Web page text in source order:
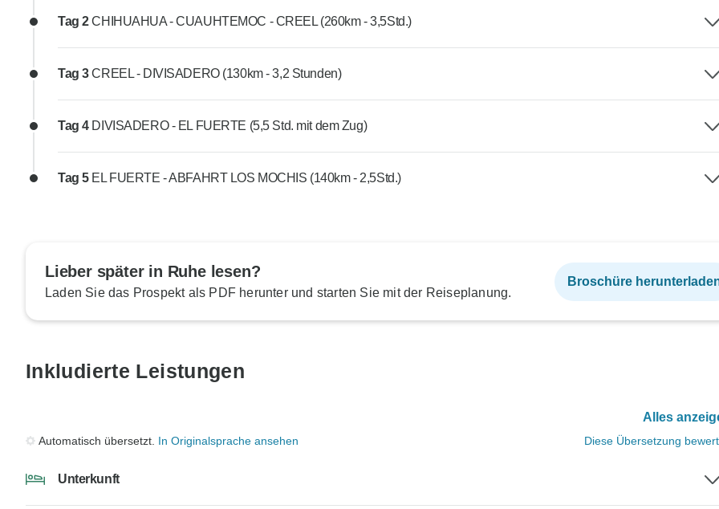
Tag 2CHIHUAHUA - CUAUHTEMOC - CREEL (260km - 3,5Std.)
Tag 3CREEL - DIVISADERO (130km - 3,2 Stunden)
Tag 4 DIVISADERO - EL FUERTE (5,5 Std. mit dem Zug)
Tag 5 EL FUERTE - ABFAHRT LOS MOCHIS (140km - 2,5Std.)
Lieber später in Ruhe lesen?
Laden Sie das Prospekt als PDF herunter und starten Sie mit der Reiseplanung.
Broschüre
Inkludierte Leistungen
Alles
Automatisch übersetzt. In Originalsprache ansehen Diese Übersetzung
Unterkunft